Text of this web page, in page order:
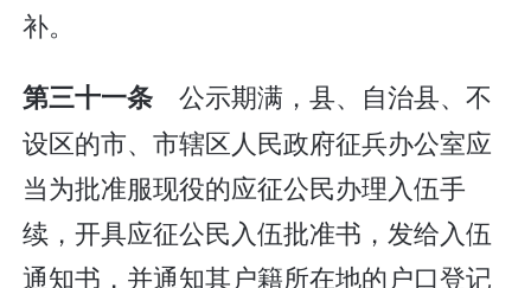
补。
第三十一条 公示期满，县、自治县、不
设区的市、市辖区人民政府征兵办公室应
当为批准服现役的应征公民办理入伍手
续，开具应征公民入伍批准书，发给入伍
通知书，并通知其户籍所在地的户口登记